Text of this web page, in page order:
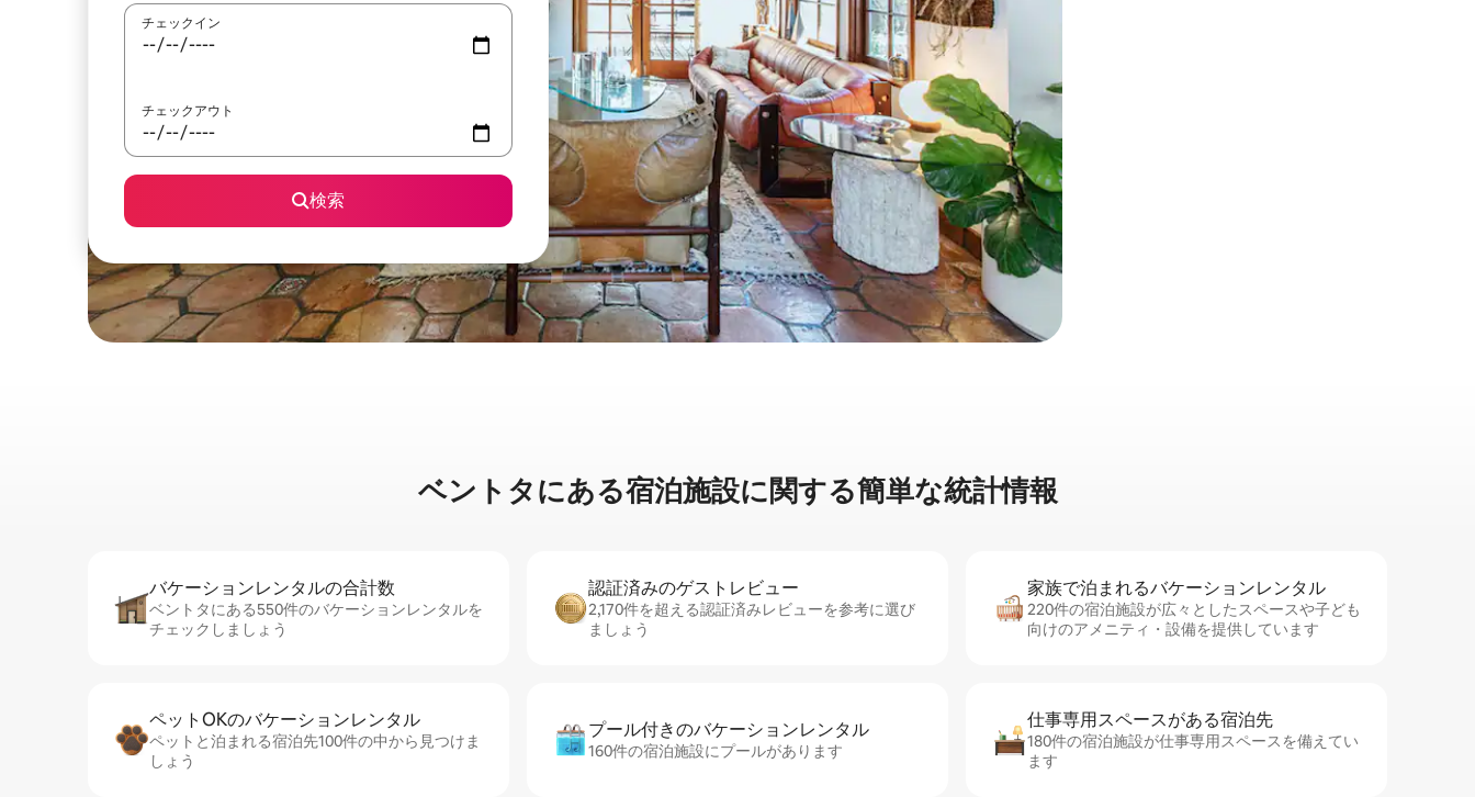
チェックイン
チェックアウト
検索
ベントタに⁠あ⁠る宿⁠泊⁠施⁠設⁠に関⁠す⁠る簡⁠単⁠な統⁠計⁠情⁠報
バケーションレ⁠ン⁠タ⁠ル⁠の合⁠計⁠数
ベントタにある550件のバケーションレンタルを
チェックしましょう
認証済みのゲ⁠ス⁠ト⁠レ⁠ビ⁠ュ⁠ー
2,170件を超える認証済みレビューを参考に選び
ましょう
家族で泊まれるバ⁠ケ⁠ー⁠シ⁠ョ⁠ンレ⁠ン⁠タ⁠ル
220件の宿泊施設が広々としたスペースや子ども
向けのアメニティ・設備を提供しています
ペットOKのバ⁠ケ⁠ー⁠シ⁠ョ⁠ンレ⁠ン⁠タ⁠ル
ペットと泊まれる宿泊先100件の中から見つけま
しょう
プール付きのバ⁠ケ⁠ー⁠シ⁠ョ⁠ンレ⁠ン⁠タ⁠ル
160件の宿泊施設にプールがあります
仕事専用ス⁠ペ⁠ー⁠スがあ⁠る宿⁠泊⁠先
180件の宿泊施設が仕事専用スペースを備えてい
ます